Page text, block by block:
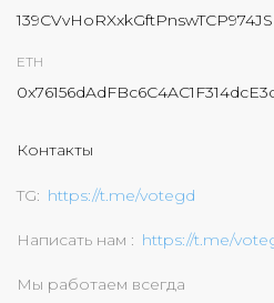
ETH
Контакты
TG https://t.me/votegd
Написать нам https://t.me/
Мы работаем всегда